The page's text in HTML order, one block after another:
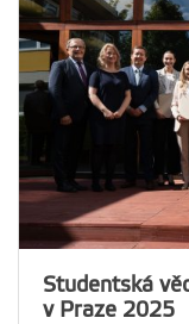
Studentská
v Praze 2025